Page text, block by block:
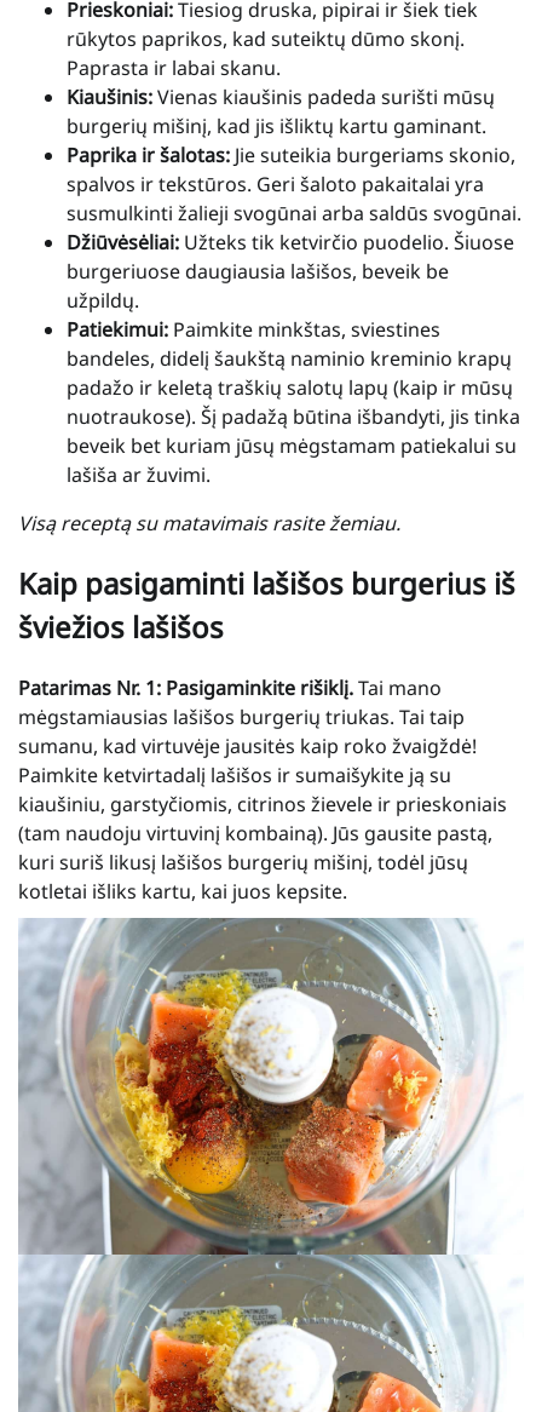
Prieskoniai:Tiesiog druska, pipirai ir šiek tiek
rūkytos paprikos, kad suteiktų dūmo skonį.
Paprasta ir labai skanu.
Kiaušinis:Vienas kiaušinis padeda surišti mūsų
burgerių mišinį, kad jis išliktų kartu gaminant.
Paprika ir šalotas: Jie suteikia burgeriams skonio,
spalvos ir tekstūros. Geri šaloto pakaitalai yra
susmulkinti žalieji svogūnai arba saldūs svogūnai.
Džiūvėsėliai: Užteks tik ketvirčio puodelio. Šiuose
burgeriuose daugiausia lašišos, beveik be
užpildų.
Patiekimui: Paimkite minkštas, sviestines
bandeles, didelį šaukštą naminio kreminio krapų
padažo ir keletą traškių salotų lapų (kaip ir mūsų
nuotraukose). Šį padažą būtina išbandyti, jis tinka
beveik bet kuriam jūsų mėgstamam patiekalui su
lašiša ar žuvimi.
Visą receptą su matavimais rasite žemiau.
Kaip pasigaminti lašišos burgerius iš
šviežios lašišos
Patarimas Nr. 1: Pasigaminkite rišiklį.Tai mano
mėgstamiausias lašišos burgerių triukas. Tai taip
sumanu, kad virtuvėje jausitės kaip roko žvaigždė!
Paimkite ketvirtadalį lašišos ir sumaišykite ją su
kiaušiniu, garstyčiomis, citrinos žievele ir prieskoniais
(tam naudoju virtuvinį kombainą). Jūs gausite pastą,
kuri suriš likusį lašišos burgerių mišinį, todėl jūsų
kotletai išliks kartu, kai juos kepsite.